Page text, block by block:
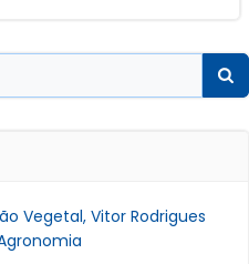
Post
Vegetal, Vitor Rodrigues